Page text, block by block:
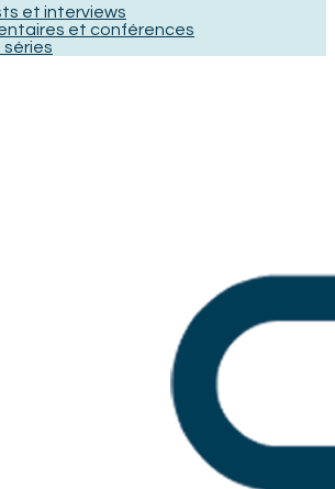
et interviews
et conférences
séries